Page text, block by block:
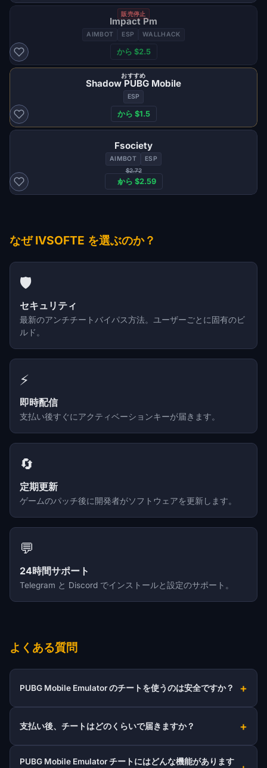
販売停止
Impact Pm
AIMBOT ESP WALLHACK
から $2.5
おすすめ
Shadow PUBG Mobile
ESP
から $1.5
Fsociety
AIMBOT ESP
$2.72
から $2.59
なぜ IVSOFTE を選ぶのか？
🛡️
セキュリティ
最新のアンチチートバイパス方法。ユーザーごとに固有のビ
ルド。
⚡
即時配信
支払い後すぐにアクティベーションキーが届きます。
🔄
定期更新
ゲームのパッチ後に開発者がソフトウェアを更新します。
💬
24時間サポート
Telegram と Discord でインストールと設定のサポート。
よくある質問
PUBG Mobile Emulator のチートを使うのは安全ですか？
支払い後、チートはどのくらいで届きますか？
PUBG Mobile Emulator チートにはどんな機能があります